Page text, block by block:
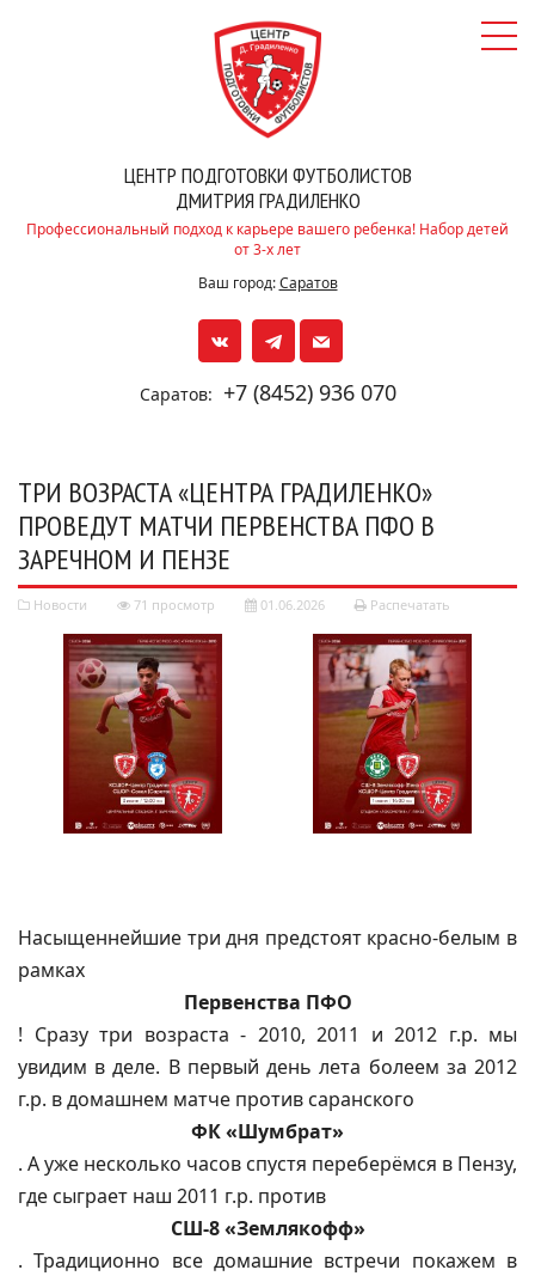
ЦЕНТР ПОДГОТОВКИ ФУТБОЛИСТОВ
ДМИТРИЯ ГРАДИЛЕНКО
Профессиональный подход к карьере вашего ребенка! Набор детей
от 3-х лет
Ваш город:Саратов
Саратов: +7 (8452) 936 070
ТРИ ВОЗРАСТА «ЦЕНТРА ГРАДИЛЕНКО»
ПРОВЕДУТ МАТЧИ ПЕРВЕНСТВА ПФО В
ЗАРЕЧНОМ И ПЕНЗЕ
Новости 71 просмотр 01.06.2026 Распечатать
Насыщеннейшие три дня предстоят красно-белым в
рамках
Первенства ПФО
! Сразу три возраста - 2010, 2011 и 2012 г.р. мы
увидим в деле. В первый день лета болеем за 2012
г.р. в домашнем матче против саранского
ФК «Шумбрат»
. А уже несколько часов спустя переберёмся в Пензу,
где сыграет наш 2011 г.р. против
СШ-8 «Землякофф»
. Традиционно все домашние встречи покажем в